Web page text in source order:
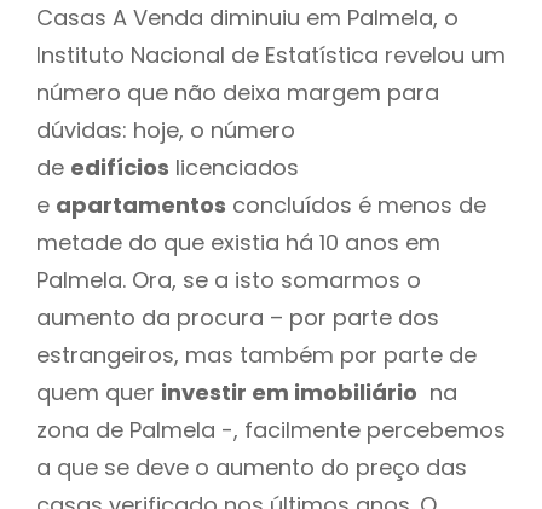
Casas A Venda diminuiu em Palmela, o
Instituto Nacional de Estatística revelou um
número que não deixa margem para
dúvidas: hoje, o número
de edifícios licenciados
e apartamentos concluídos é menos de
metade do que existia há 10 anos em
Palmela. Ora, se a isto somarmos o
aumento da procura – por parte dos
estrangeiros, mas também por parte de
quem quer investir em imobiliário na
zona de Palmela -, facilmente percebemos
a que se deve o aumento do preço das